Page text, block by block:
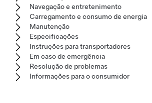
Navegação e entretenimento
Carregamento e consumo de energia
Manutenção
Especificações
Instruções para transportadores
Em caso de emergência
Resolução de problemas
Informações para o consumidor